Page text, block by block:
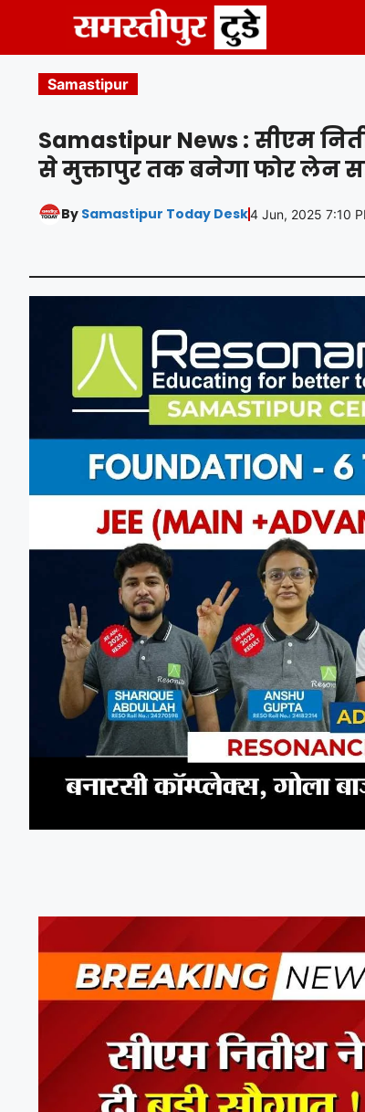
content
Samastipur
Samastipur News : सीएम
से मुक्तापुर तक बनेगा फोर लेन
By Samastipur Today Desk4 Jun, 2025 7:10